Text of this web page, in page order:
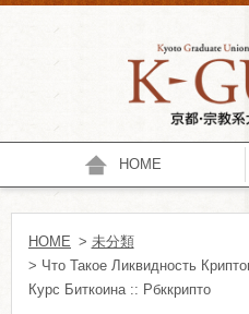
HOME
HOME > 未分類
> Что Такое Ликвидность
Курс Биткоина :: Рбккрипто